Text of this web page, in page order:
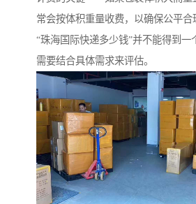
常会按体积重量收费，以确保公平合
“珠海国际快递多少钱”并不能得到一
需要结合具体需求来评估。